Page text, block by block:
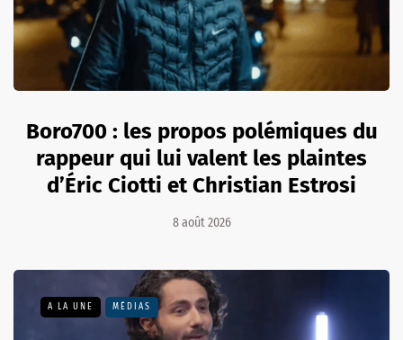
Boro700 : les propos polémiques du
rappeur qui lui valent les plaintes
d’Éric Ciotti et Christian Estrosi
8 août 2026
A LA UNE MÉDIAS